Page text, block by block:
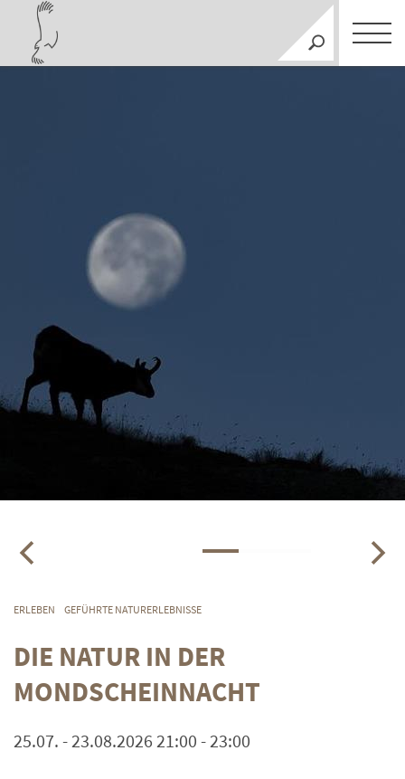
ERLEBEN GEFÜHRTE NATURERLEBNISSE
DIE NATUR IN DER
MONDSCHEINNACHT
25.07. - 23.08.2026 21:00 - 23:00